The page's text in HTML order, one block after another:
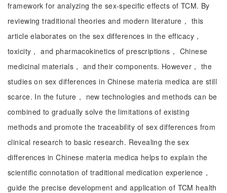
framework for analyzing the sex-specific effects of TCM. By
reviewing traditional theories and modern literature， this
article elaborates on the sex differences in the efficacy，
toxicity， and pharmacokinetics of prescriptions， Chinese
medicinal materials， and their components. However， the
studies on sex differences in Chinese materia medica are still
scarce. In the future， new technologies and methods can be
combined to gradually solve the limitations of existing
methods and promote the traceability of sex differences from
clinical research to basic research. Revealing the sex
differences in Chinese materia medica helps to explain the
scientific connotation of traditional medication experience，
guide the precise development and application of TCM health